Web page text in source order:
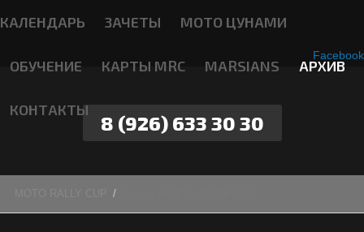
КАЛЕНДАРЬ ЗАЧЕТЫ МОТО ЦУНАМИ
ОБУЧЕНИЕ КАРТЫ MRC MARSIANS АРХИВ
КОНТАКТЫ
Facebook
8 (926) 633 30 30